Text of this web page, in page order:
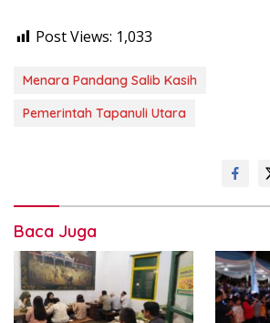
Post Views: 1,033
Menara Pandang Salib Kasih
Pemerintah Tapanuli Utara
Baca Juga